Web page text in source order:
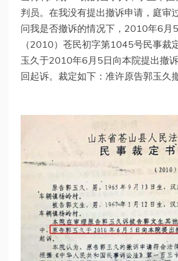
判员。在我没有提出撤诉申请，庭审
问我是否撤诉的情况下，2010年6月
（2010）苍民初字第1045号民事裁
玉久于2010年6月5日向本院提出撤
回起诉。裁定如下：准许原告郭玉久